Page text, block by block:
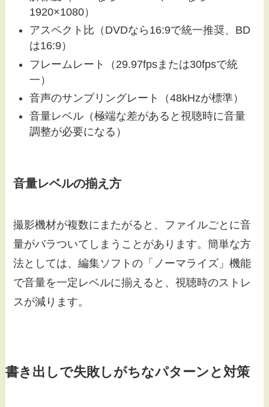
1920×1080）
アスペクト比（DVDなら16:9で統一推奨、BD
は16:9）
フレームレート（29.97fpsまたは30fpsで統
一）
音声のサンプリングレート（48kHzが標準）
音量レベル（極端な差があると視聴時に音量
調整が必要になる）
音量レベルの揃え方
撮影機材が複数にまたがると、ファイルごとに音
量がバラついてしまうことがあります。簡単な方
法としては、編集ソフトの「ノーマライズ」機能
で音量を一定レベルに揃えると、視聴時のストレ
スが減ります。
書き出しで失敗しがちなパターンと対策